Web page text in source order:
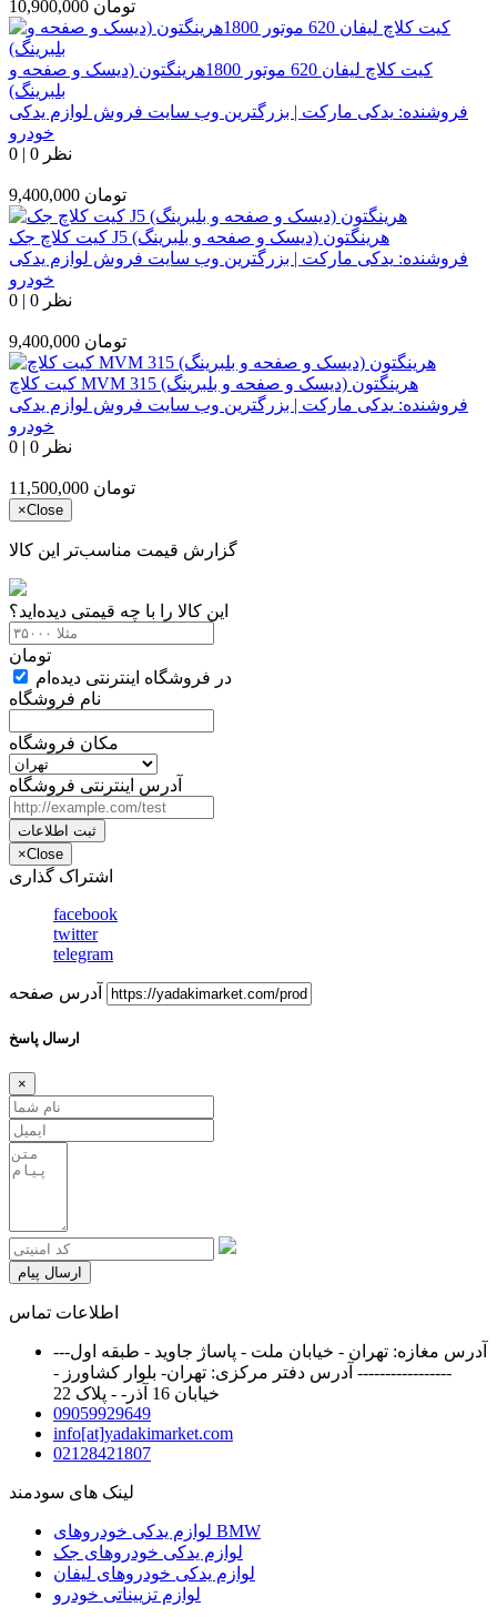
10,900,000 تومان
کیت کلاچ لیفان 620 موتور 1800هرینگتون (دیسک و صفحه و
بلبرینگ)
فروشنده: یدکی مارکت | بزرگترین وب سایت فروش لوازم یدکی
خودرو
0 | 0 نظر
9,400,000 تومان
کیت کلاچ جک J5 هرینگتون (دیسک و صفحه و بلبرینگ)
فروشنده: یدکی مارکت | بزرگترین وب سایت فروش لوازم یدکی
خودرو
0 | 0 نظر
9,400,000 تومان
کیت کلاچ MVM 315 هرینگتون (دیسک و صفحه و بلبرینگ)
فروشنده: یدکی مارکت | بزرگترین وب سایت فروش لوازم یدکی
خودرو
0 | 0 نظر
11,500,000 تومان
×Close
گزارش قیمت مناسب‌تر این کالا
این کالا را با چه قیمتی دیده‌اید؟
تومان
در فروشگاه اینترنتی دیده‌ام
نام فروشگاه
مکان فروشگاه
آدرس اینترنتی فروشگاه
ثبت اطلاعات
×Close
اشتراک گذاری
facebook
twitter
telegram
آدرس صفحه
ارسال پاسخ
×
ارسال پیام
اطلاعات تماس
آدرس مغازه: تهران - خیابان ملت - پاساژ جاوید - طبقه اول---
----------------- آدرس دفتر مرکزی: تهران- بلوار کشاورز -
خیابان 16 آذر- - پلاک 22
09059929649
info[at]yadakimarket.com
02128421807
لینک های سودمند
لوازم یدکی خودروهای BMW
لوازم یدکی خودروهای جک
لوازم یدکی خودروهای لیفان
لوازم تزییناتی خودرو